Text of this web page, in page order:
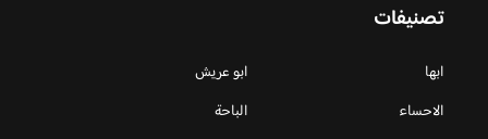
تصنيفات
ابها
ابو عريش
الاحساء
الباحة